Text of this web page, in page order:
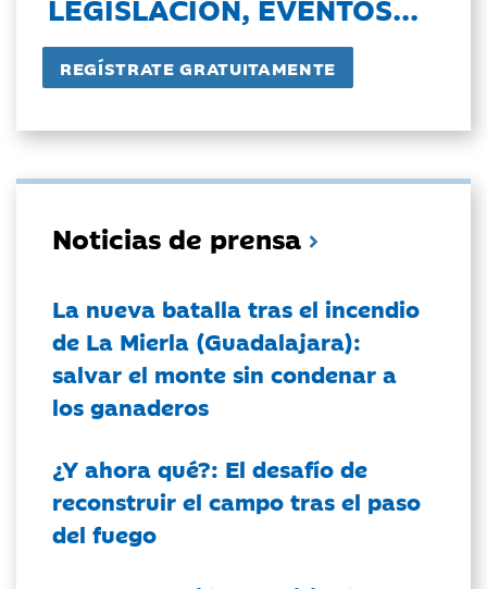
LEGISLACIÓN, EVENTOS...
Noticias de prensa
La nueva batalla tras el incendio
de La Mierla (Guadalajara):
salvar el monte sin condenar a
los ganaderos
¿Y ahora qué?: El desafío de
reconstruir el campo tras el paso
del fuego